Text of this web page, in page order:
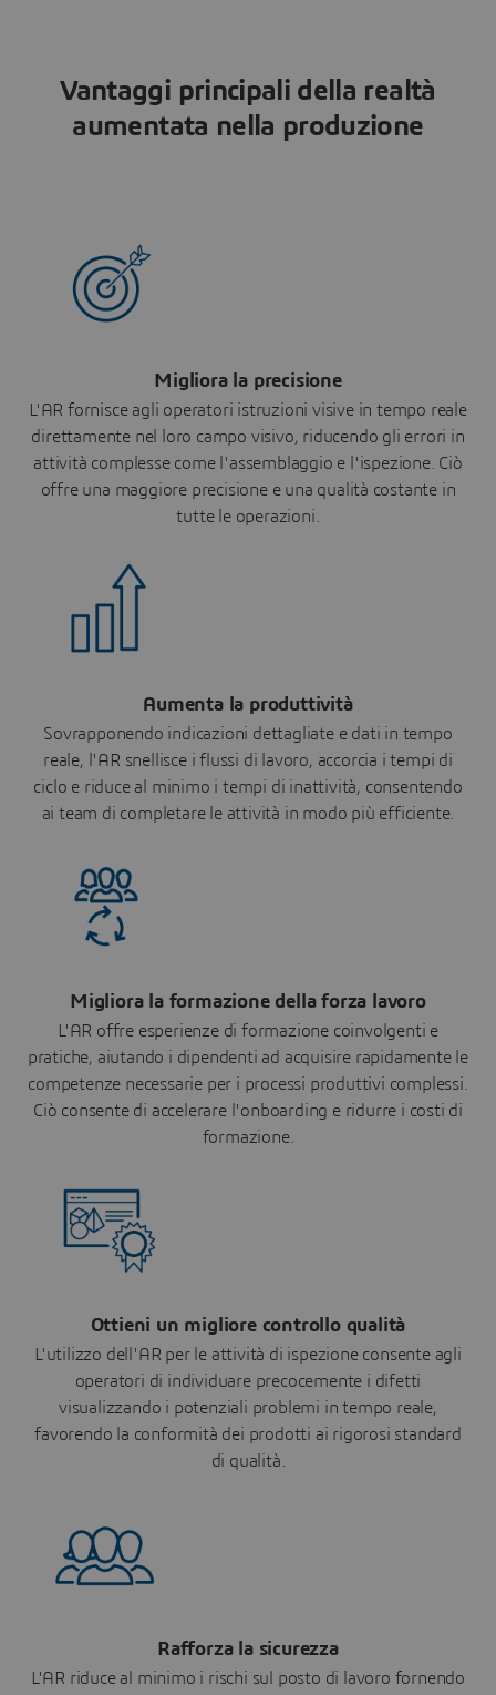
Vantaggi principali della realtà
aumentata nella produzione
Migliora la precisione
L'AR fornisce agli operatori istruzioni visive in tempo reale
direttamente nel loro campo visivo, riducendo gli errori in
attività complesse come l'assemblaggio e l'ispezione. Ciò
offre una maggiore precisione e una qualità costante in
tutte le operazioni.
Aumenta la produttività
Sovrapponendo indicazioni dettagliate e dati in tempo
reale, l'AR snellisce i flussi di lavoro, accorcia i tempi di
ciclo e riduce al minimo i tempi di inattività, consentendo
ai team di completare le attività in modo più efficiente.
Migliora la formazione della forza lavoro
L'AR offre esperienze di formazione coinvolgenti e
pratiche, aiutando i dipendenti ad acquisire rapidamente le
competenze necessarie per i processi produttivi complessi.
Ciò consente di accelerare l'onboarding e ridurre i costi di
formazione.
Ottieni un migliore controllo qualità
L'utilizzo dell'AR per le attività di ispezione consente agli
operatori di individuare precocemente i difetti
visualizzando i potenziali problemi in tempo reale,
favorendo la conformità dei prodotti ai rigorosi standard
di qualità.
Rafforza la sicurezza
L'AR riduce al minimo i rischi sul posto di lavoro fornendo